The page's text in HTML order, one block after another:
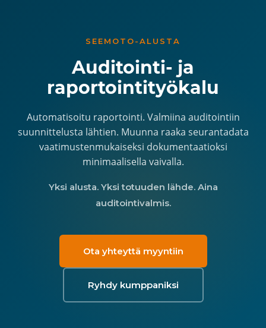
SEEMOTO-ALUSTA
Auditointi- ja
raportointityökalu
Automatisoitu raportointi. Valmiina auditointiin
suunnittelusta lähtien. Muunna raaka seurantadata
vaatimustenmukaiseksi dokumentaatioksi
minimaalisella vaivalla.
Yksi alusta. Yksi totuuden lähde. Aina
auditointivalmis.
Ota yhteyttä myyntiin
Ryhdy kumppaniksi